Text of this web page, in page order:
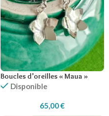
Boucles d’oreilles « Maua »
Disponible
65,00€